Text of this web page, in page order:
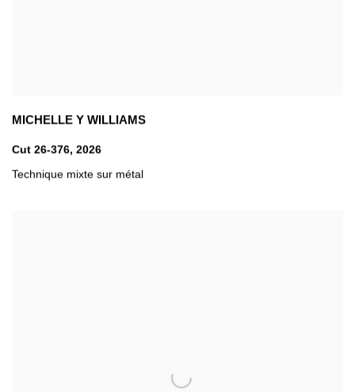
MICHELLE Y WILLIAMS
Cut 26-376, 2026
Technique mixte sur métal